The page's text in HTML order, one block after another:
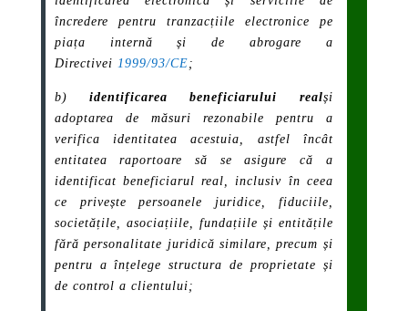
încredere pentru tranzacțiile electronice pe
piața internă și de abrogare a
Directivei 1999/93/CE ;
b)identificarea beneficiarului realși
adoptarea de măsuri rezonabile pentru a
verifica identitatea acestuia, astfel încât
entitatea raportoare să se asigure că a
identificat beneficiarul real, inclusiv în ceea
ce privește persoanele juridice, fiduciile,
societățile, asociațiile, fundațiile și entitățile
fără personalitate juridică similare, precum și
pentru a înțelege structura de proprietate și
de control a clientului;